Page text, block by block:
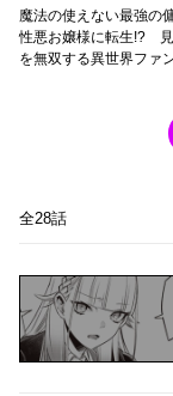
魔法の使えない最強の
性悪お嬢様に転生!? 見
を無双する異世界ファ
全28話